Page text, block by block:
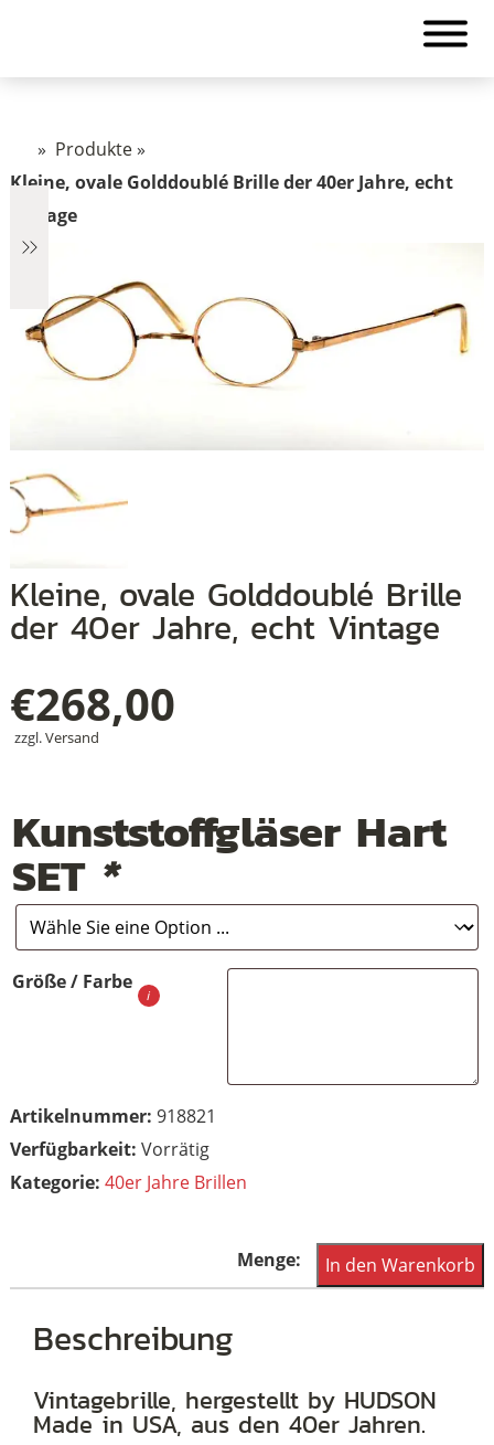
» Produkte»
Kleine, ovale Golddoublé Brille der 40er Jahre, echt
Vintage
Kleine, ovale Golddoublé Brille
der 40er Jahre, echt Vintage
€268,00
zzgl.Versand
Kunststoffgläser Hart
SET *
Größe / Farbe
Artikelnummer: 918821
Vorrätig
Kategorie: 40er Jahre Brillen
Kleine,
ovale
der
40er
In den Warenkorb
Beschreibung
Vintagebrille, hergestellt by HUDSON
Made in USA, aus den 40er Jahren.
+
+